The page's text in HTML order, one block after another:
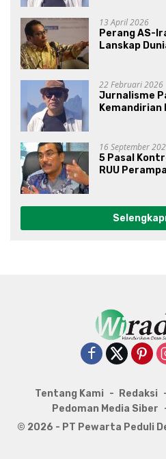
13 April 2026
Perang AS-
Lanskap
22 Februari 2026
Jurnalisme
Kemandirian
16 September
5 Pasal
RUU
Tentang Kami Redaksi
Pedoman Media Siber
© 2026 - PT Pewarta Peduli